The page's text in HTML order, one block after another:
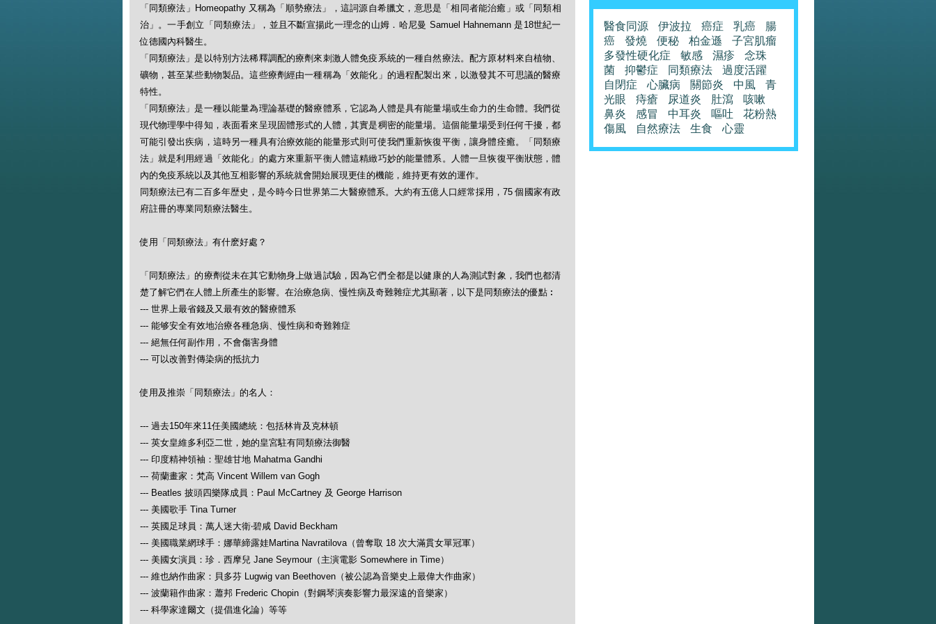
「同類療法」Homeopathy 又稱為「順勢療法」，這詞源自希臘文，意思是「相同者能治癒」或「同類相
治」。一手創立「同類療法」，並且不斷宣揚此一理念的山姆．哈尼曼 Samuel Hahnemann 是18世紀一
位德國內科醫生。
「同類療法」是以特別方法稀釋調配的療劑來刺激人體免疫系統的一種自然療法。配方原材料來自植物、
礦物，甚至某些動物製品。這些療劑經由一種稱為「效能化」的過程配製出來，以激發其不可思議的醫療
特性。
「同類療法」是一種以能量為理論基礎的醫療體系，它認為人體是具有能量場或生命力的生命體。我們從
現代物理學中得知，表面看來呈現固體形式的人體，其實是稠密的能量場。這個能量場受到任何干擾，都
可能引發出疾病，這時另一種具有治療效能的能量形式則可使我們重新恢復平衡，讓身體痊癒。「同類療
法」就是利用經過「效能化」的處方來重新平衡人體這精緻巧妙的能量體系。人體一旦恢復平衡狀態，體
內的免疫系統以及其他互相影響的系統就會開始展現更佳的機能，維持更有效的運作。
同類療法已有二百多年歴史，是今時今日世界第二大醫療體系。大約有五億人口經常採用，75 個國家有政
府註冊的專業同類療法醫生。
使用「同類療法」有什麽好處？
「同類療法」的療劑從未在其它動物身上做過試驗，因為它們全都是以健康的人為測試對象，我們也都清
楚了解它們在人體上所產生的影響。在治療急病、慢性病及奇難雜症尤其顯著，以下是同類療法的優點︰
--- 世界上最省錢及又最有效的醫療體系
--- 能够安全有效地治療各種急病、慢性病和奇難雜症
--- 絕無任何副作用，不會傷害身體
--- 可以改善對傳染病的抵抗力
使用及推崇「同類療法」的名人：
--- 過去150年來11任美國總統：包括林肯及克林頓
--- 英女皇維多利亞二世，她的皇宮駐有同類療法御醫
--- 印度精神領袖：聖雄甘地 Mahatma Gandhi
--- 荷蘭畫家：梵高 Vincent Willem van Gogh
--- Beatles 披頭四樂隊成員：Paul McCartney 及 George Harrison
--- 美國歌手 Tina Turner
--- 英國足球員：萬人迷大衛‧碧咸 David Beckham
--- 美國職業網球手：娜華締露娃Martina Navratilova（曾奪取 18 次大滿貫女單冠軍）
--- 美國女演員：珍．西摩兒 Jane Seymour（主演電影 Somewhere in Time）
--- 維也納作曲家：貝多芬 Lugwig van Beethoven（被公認為音樂史上最偉大作曲家）
--- 波蘭籍作曲家：蕭邦 Frederic Chopin（對鋼琴演奏影響力最深遠的音樂家）
--- 科學家達爾文（提倡進化論）等等
醫食同源 伊波拉 癌症 乳癌
腸
癌
發燒 便秘 柏金遜
子宮肌瘤
多發性硬化症
敏感 濕疹
念珠
菌
抑鬱症 同類療法
過度活躍
自閉症
心臟病 關節炎 中風
青
光眼
痔瘡 尿道炎 肚瀉
咳嗽
鼻炎
感冒 中耳炎 嘔吐
花粉熱
傷風
自然療法 生食 心靈